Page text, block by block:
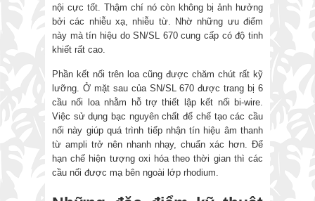
nội cực tốt. Thậm chí nó còn không bị ảnh hưởng
bởi các nhiễu xạ, nhiễu từ. Nhờ những ưu điểm
này mà tín hiệu do SN/SL 670 cung cấp có độ tinh
khiết rất cao.
Phần kết nối trên loa cũng được chăm chút rất kỹ
lưỡng. Ở mặt sau của SN/SL 670 được trang bị 6
cầu nối loa nhằm hỗ trợ thiết lập kết nối bi-wire.
Việc sử dụng bạc nguyên chất để chế tạo các cầu
nối này giúp quá trình tiếp nhận tín hiệu âm thanh
từ ampli trở nên nhanh nhạy, chuẩn xác hơn. Để
hạn chế hiện tượng oxi hóa theo thời gian thì các
cầu nối được mạ bên ngoài lớp rhodium.